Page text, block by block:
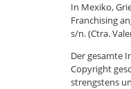
In Mexiko,
Franchising
s/n. (Ctra.
Der gesamte
Copyright
strengstens